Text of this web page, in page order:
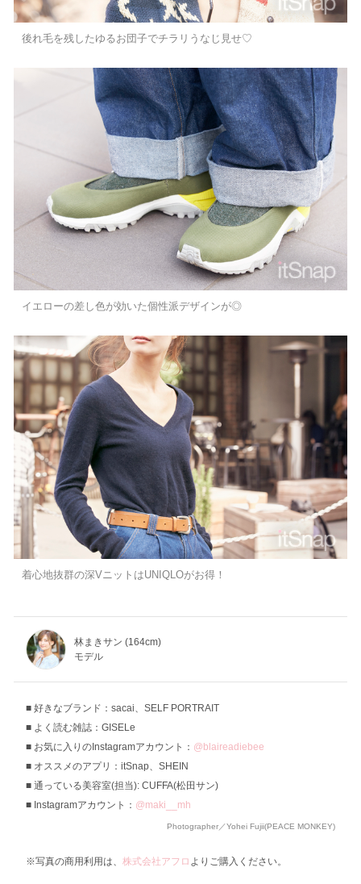
後れ毛を残したゆるお団子でチラリうなじ見せ♡
イエローの差し色が効いた個性派デザインが◎
着心地抜群の深VニットはUNIQLOがお得！
林まきサン (164cm)
モデル
好きなブランド：sacai、SELF PORTRAIT
よく読む雑誌：GISELe
お気に入りのInstagramアカウント： @blaireadiebee
オススメのアプリ：itSnap、SHEIN
通っている美容室(担当): CUFFA(松田サン)
Instagramアカウント： @maki__mh
Photographer／Yohei Fujii(PEACE MONKEY)
※写真の商用利用は、 株式会社アフロ よりご購入ください。